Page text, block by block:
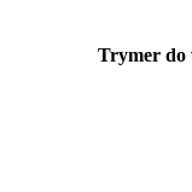
Trymer do